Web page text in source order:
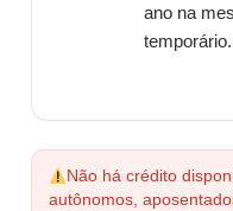
ano na
temporário.
Não há crédito
autônomos,